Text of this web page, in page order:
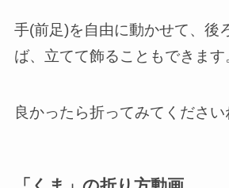
手(前足)を自由に動かせて、後
ば、立てて飾ることもできます
良かったら折ってみてください